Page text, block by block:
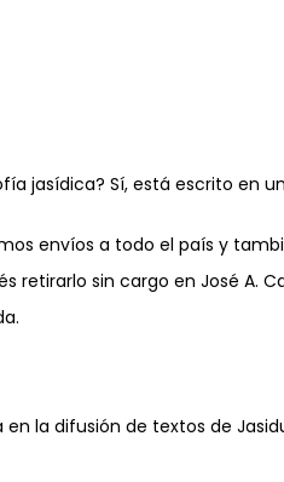
jasídica? Sí, está escrito en
envíos a todo el país y
retirarlo sin cargo en José A.
en la difusión de textos de